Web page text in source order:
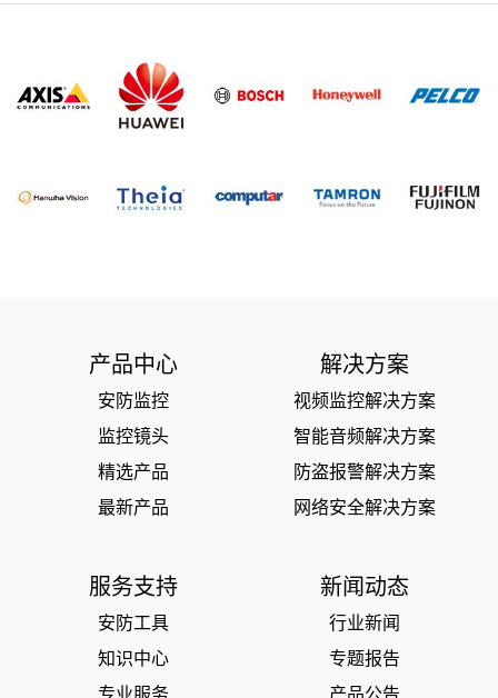
产品中心
安防监控
监控镜头
精选产品
最新产品
解决方案
视频监控解决方案
智能音频解决方案
防盗报警解决方案
网络安全解决方案
服务支持
安防工具
知识中心
新闻动态
行业新闻
专题报告